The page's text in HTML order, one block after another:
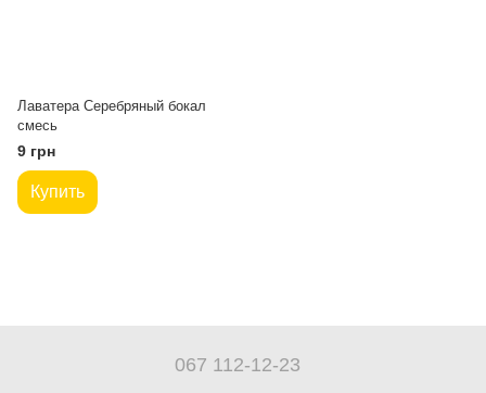
Лаватера Серебряный бокал
смесь
9 грн
Купить
067 112-12-23